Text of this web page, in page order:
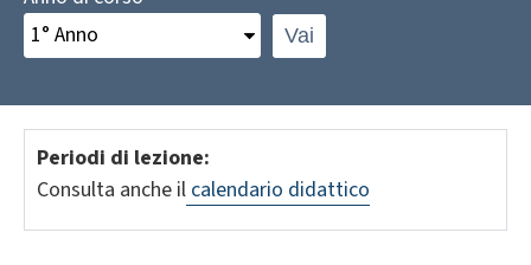
Vai
Periodi di lezione:
Consulta anche il calendario didattico